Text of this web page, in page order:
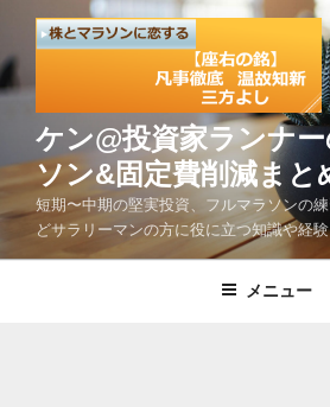
テ
ン
ス
キ
ケン@投資家ランナ
ソン&固定費削減まと
短期〜中期の堅実投資、フルマラソンの
どサラリーマンの方に役に立つ知識や経
メニュー